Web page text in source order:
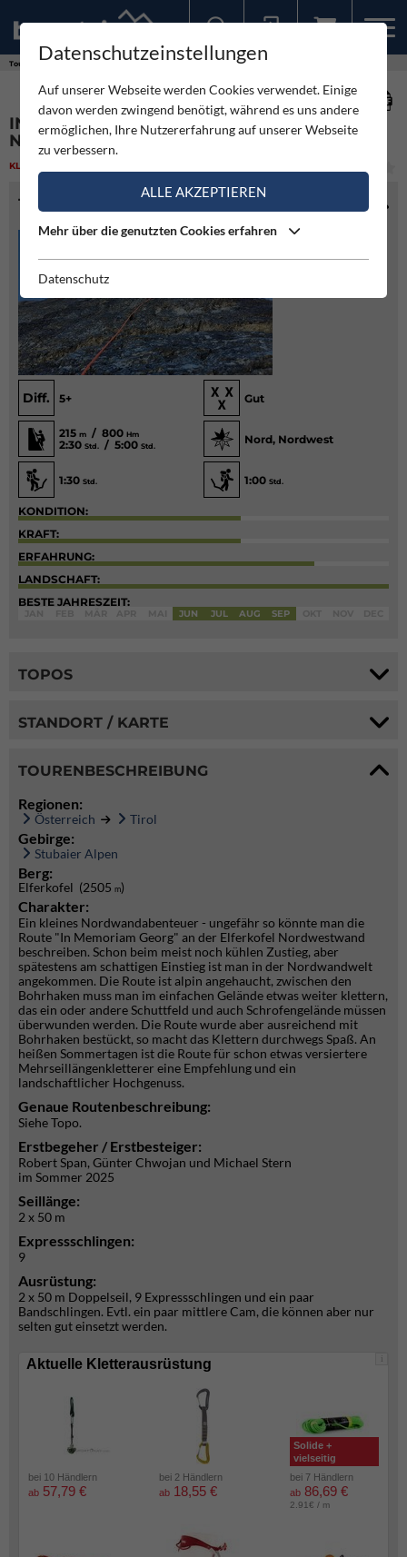
Touren In Memoriam Georg - Elferkofel Nordwestwand
IN MEMORIAM GEORG - ELFERKOFEL
NORDWESTWAND
KLETTERN
TOURENINFO
Diff. 5+ Gut
215 m / 800 Hm
2:30 Std. / 5:00 Std.
Nord, Nordwest
1:30 Std. 1:00 Std.
KONDITION:
KRAFT:
ERFAHRUNG:
LANDSCHAFT:
BESTE JAHRESZEIT:
JUN JUL AUG SEP
TOPOS
STANDORT / KARTE
TOURENBESCHREIBUNG
Regionen:
Österreich Tirol
Gebirge:
Stubaier Alpen
Berg:
Elferkofel (2505 m)
Charakter:
Ein kleines Nordwandabenteuer - ungefähr so könnte man die
Route "In Memoriam Georg" an der Elferkofel Nordwestwand
beschreiben. Schon beim meist noch kühlen Zustieg, aber
spätestens am schattigen Einstieg ist man in der Nordwandwelt
angekommen. Die Route ist alpin angehaucht, zwischen den
Bohrhaken muss man im einfachen Gelände etwas weiter klettern,
das ein oder andere Schuttfeld und auch Schrofengelände müssen
überwunden werden. Die Route wurde aber ausreichend mit
Bohrhaken bestückt, so macht das Klettern durchwegs Spaß. An
heißen Sommertagen ist die Route für schon etwas versiertere
Mehrseillängenkletterer eine Empfehlung und ein
landschaftlicher Hochgenuss.
Genaue Routenbeschreibung:
Siehe Topo.
Erstbegeher / Erstbesteiger:
Robert Span, Günter Chwojan und Michael Stern
im Sommer 2025
Seillänge:
2 x 50 m
Expressschlingen:
9
Ausrüstung:
2 x 50 m Doppelseil, 9 Expressschlingen und ein paar
Bandschlingen. Evtl. ein paar mittlere Cam, die können aber nur
selten gut einsetzt werden.
i
Aktuelle Kletterausrüstung
bei 10 Händlern
ab 57,79 €
bei 2 Händlern
ab 18,55 €
Solide +
vielseitig
bei 7 Händlern
ab 86,69 €
2.91€ / m
Datenschutzeinstellungen
Auf unserer Webseite werden Cookies verwendet. Einige
davon werden zwingend benötigt, während es uns andere
ermöglichen, Ihre Nutzererfahrung auf unserer Webseite
zu verbessern.
ALLE AKZEPTIEREN
Mehr über die genutzten Cookies erfahren
Datenschutz